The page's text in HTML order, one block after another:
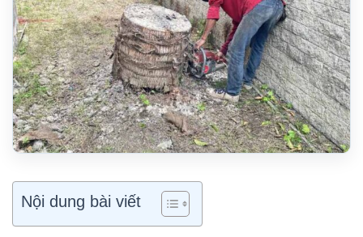
Nội dung bài viết